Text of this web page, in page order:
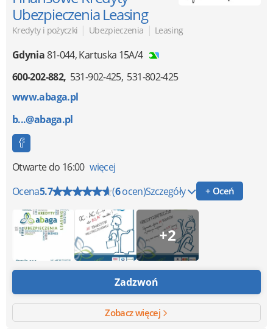
Ubezpieczenia Leasing
Kredyty i pożyczki | Ubezpieczenia | Leasing
Gdynia81-044,Kartuska 15A/4
600-202-882 531-902-425 531-802-425
www.abaga.pl
b...@abaga.pl
Otwartedo 16:00 więcej
Ocena5.7 (6ocen)Szczegóły + Oceń
+2
Zadzwoń
Zobacz więcej